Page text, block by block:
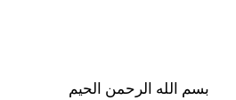
بسم الله الرحمن الحيم